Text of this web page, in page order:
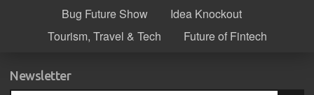
Bug Future Show
Idea Knockout
Tourism, Travel & Tech
Future of Fintech
Newsletter